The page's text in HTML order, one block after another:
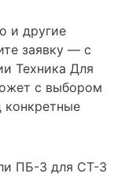
и другие
заявку — с
Техника Для
с выбором
ПБ-3 для СТ-3